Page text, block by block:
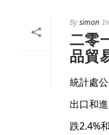
Bysimon In
二零
品貿
統計處
出口和
跌2.4%